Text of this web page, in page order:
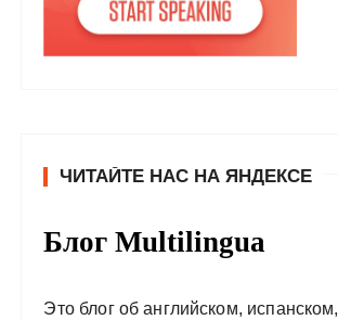
ЧИТАЙТЕ НАС НА ЯНДЕКСЕ
Блог Multilingua
Это блог об английском, испанском,